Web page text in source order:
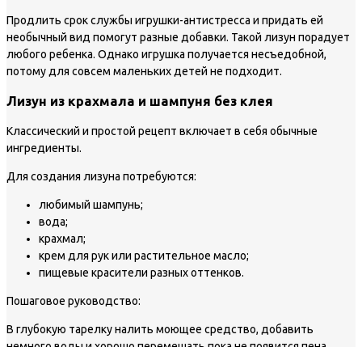
Продлить срок службы игрушки-антистресса и придать ей
необычный вид помогут разные добавки. Такой лизун порадует
любого ребенка. Однако игрушка получается несъедобной,
потому для совсем маленьких детей не подходит.
Лизун из крахмала и шампуня без клея
Классический и простой рецепт включает в себя обычные
ингредиенты.
Для создания лизуна потребуются:
любимый шампунь;
вода;
крахмал;
крем для рук или растительное масло;
пищевые красители разных оттенков.
Пошаговое руководство:
В глубокую тарелку налить моющее средство, добавить